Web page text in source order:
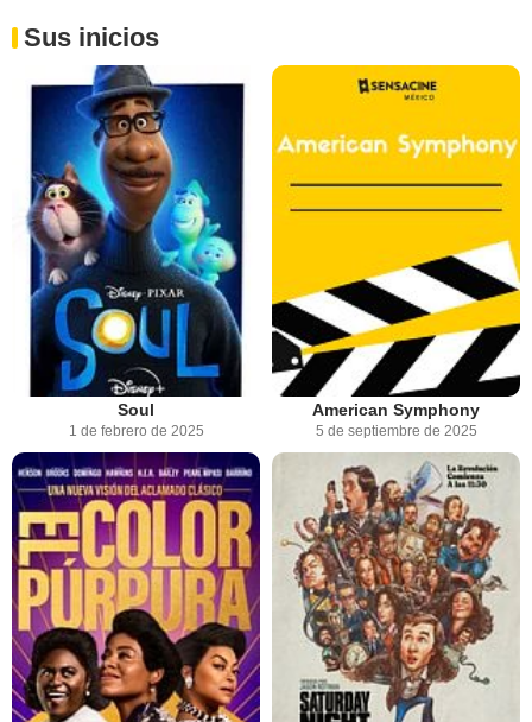
Sus inicios
Soul
1 de febrero de 2025
American Symphony
5 de septiembre de 2025